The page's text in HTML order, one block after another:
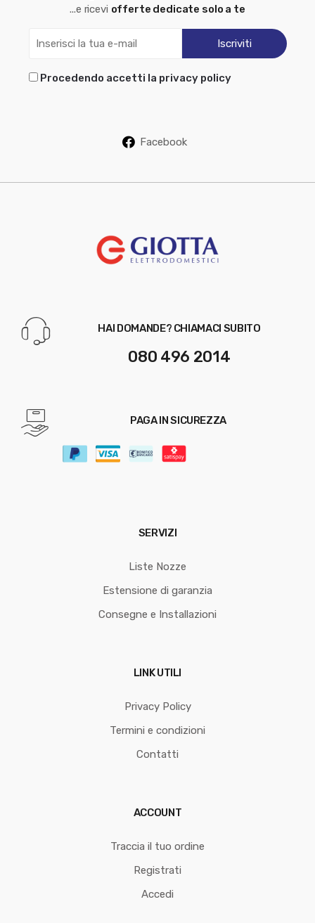
...e ricevi offerte dedicate solo a te
Procedendo accetti la privacy policy
Facebook
HAI DOMANDE? CHIAMACI SUBITO
080 496 2014
PAGA IN SICUREZZA
SERVIZI
Liste Nozze
Estensione di garanzia
Consegne e Installazioni
LINK UTILI
Privacy Policy
Termini e condizioni
Contatti
ACCOUNT
Traccia il tuo ordine
Registrati
Accedi